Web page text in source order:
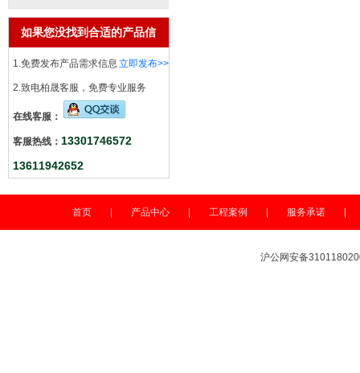
如果您没找到合适的产品信
息
1.免费发布产品需求信息 立即发布>>
2.致电柏晟客服，免费专业服务
在线客服：
客服热线： 13301746572
13611942652
首页 产品中心 工程案例 服务承诺
沪公网安备